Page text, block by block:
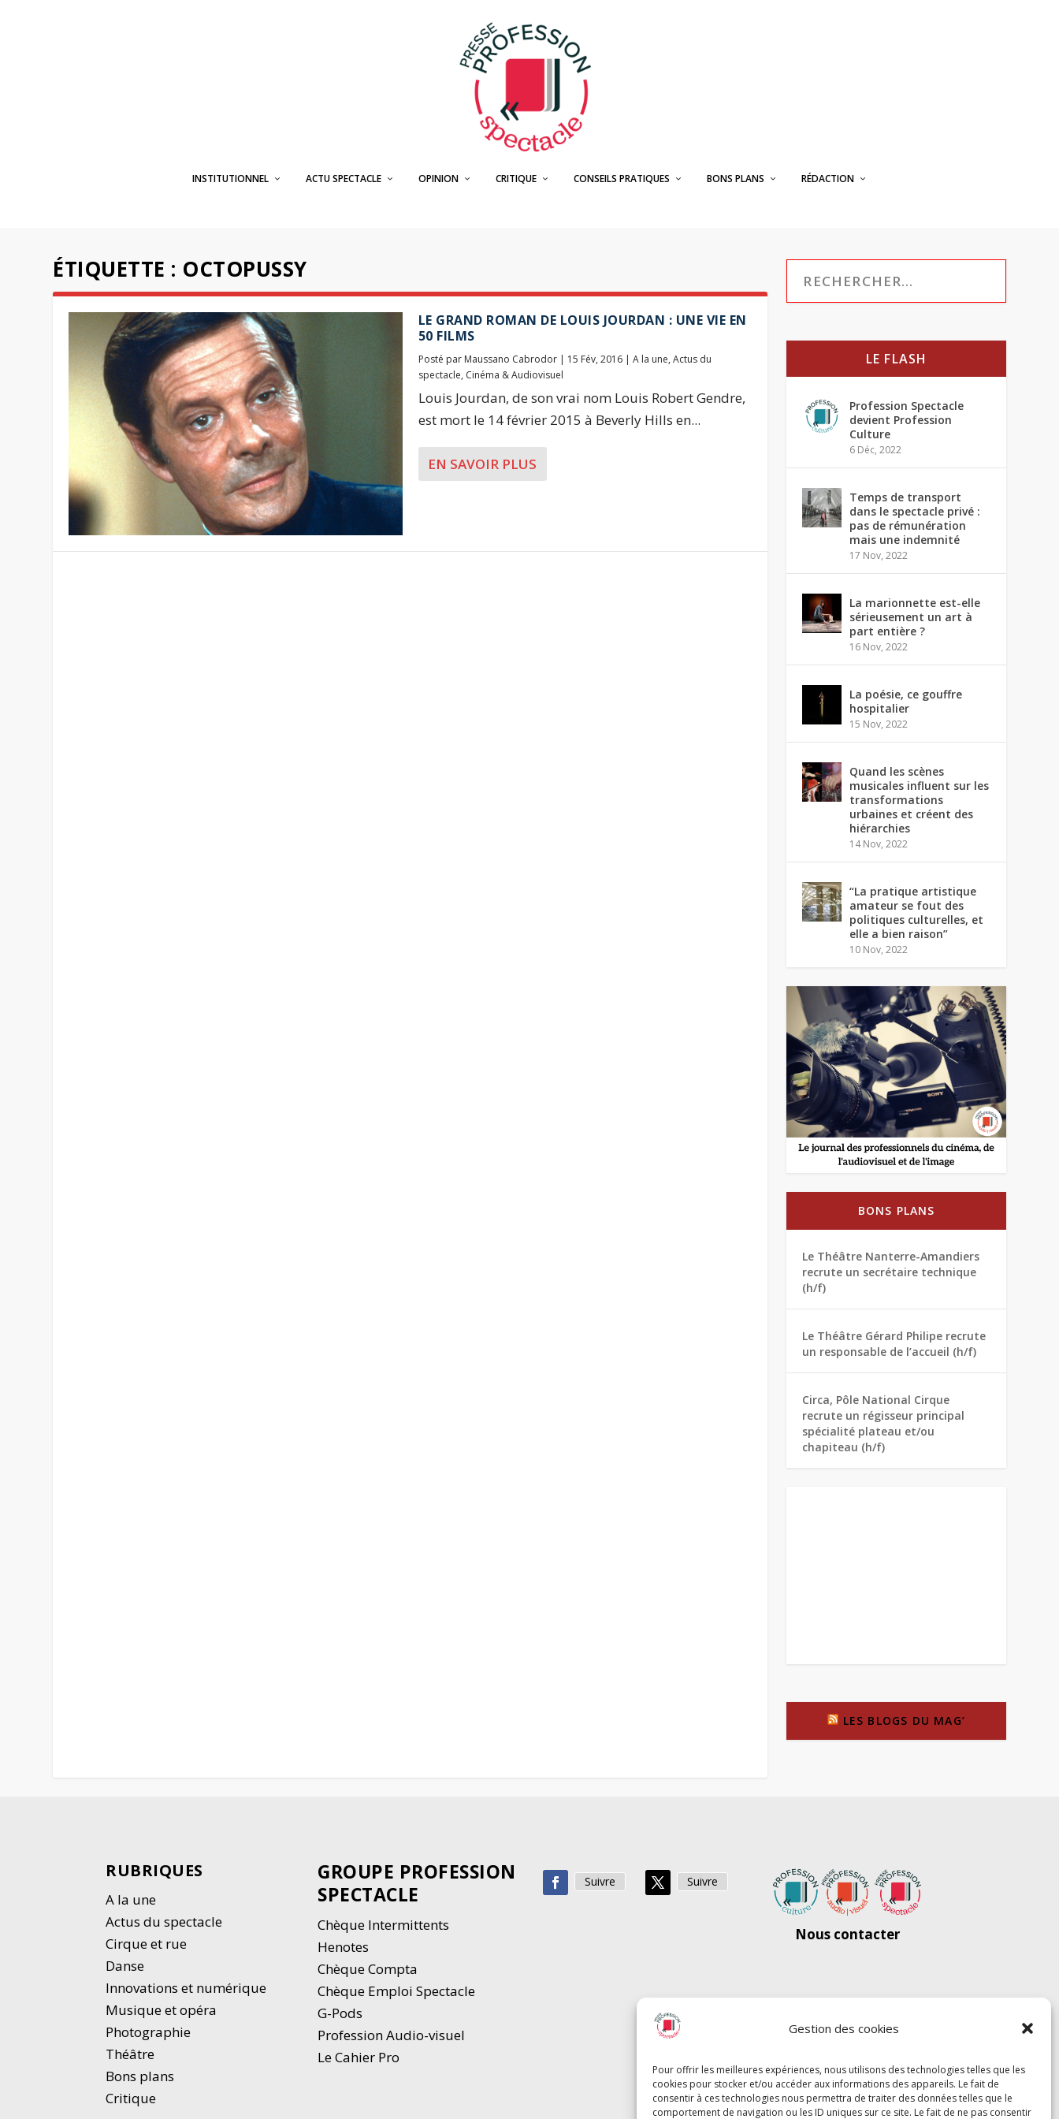
Gestion des cookies
Pour offrir les meilleures expériences, nous utilisons des technologies telles que les
cookies pour stocker et/ou accéder aux informations des appareils. Le fait de
consentir à ces technologies nous permettra de traiter des données telles que le
comportement de navigation ou les ID uniques sur ce site. Le fait de ne pas consentir
INSTITUTIONNEL ACTU SPECTACLE OPINION CRITIQUE CONSEILS PRATIQUES BONS PLANS RÉDACTION
ÉTIQUETTE : OCTOPUSSY
LE GRAND ROMAN DE LOUIS JOURDAN : UNE VIE EN
50 FILMS
Posté par Maussano Cabrodor| 15 Fév, 2016| A la une, Actus du
spectacle, Cinéma & Audiovisuel
Louis Jourdan, de son vrai nom Louis Robert Gendre,
est mort le 14 février 2015 à Beverly Hills en...
EN SAVOIR PLUS
LE FLASH
Profession Spectacle
devient Profession
Culture
6 Déc, 2022
Temps de transport
dans le spectacle privé :
pas de rémunération
mais une indemnité
17 Nov, 2022
La marionnette est-elle
sérieusement un art à
part entière ?
16 Nov, 2022
La poésie, ce gouffre
hospitalier
15 Nov, 2022
Quand les scènes
musicales influent sur les
transformations
urbaines et créent des
hiérarchies
14 Nov, 2022
“La pratique artistique
amateur se fout des
politiques culturelles, et
elle a bien raison”
10 Nov, 2022
BONS PLANS
Le Théâtre Nanterre-Amandiers
recrute un secrétaire technique
(h/f)
Le Théâtre Gérard Philipe recrute
un responsable de l’accueil (h/f)
Circa, Pôle National Cirque
recrute un régisseur principal
spécialité plateau et/ou
chapiteau (h/f)
LES BLOGS DU MAG’
RUBRIQUES
A la une
Actus du spectacle
Cirque et rue
Danse
Innovations et numérique
Musique et opéra
Photographie
Théâtre
Bons plans
Critique
GROUPE PROFESSION
SPECTACLE
Chèque Intermittents
Henotes
Chèque Compta
Chèque Emploi Spectacle
G-Pods
Profession Audio-visuel
Le Cahier Pro
Suivre Suivre
Nous contacter